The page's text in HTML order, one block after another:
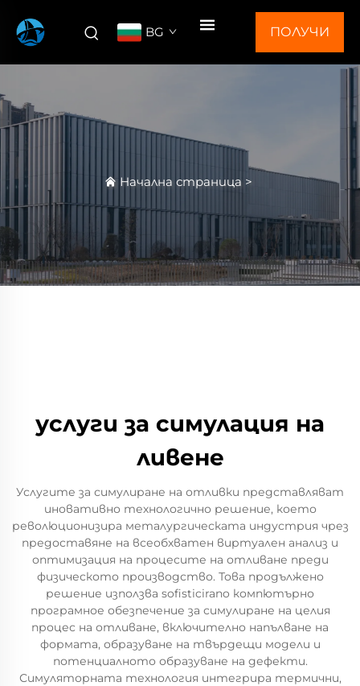
BG ПОЛУЧИ
Начална страница >
услуги за симулация на
ливене
Услугите за симулиране на отливки представляват
иновативно технологично решение, което
революционизира металургическата индустрия чрез
предоставяне на всеобхватен виртуален анализ и
оптимизация на процесите на отливане преди
физическото производство. Това продължено
решение използва sofisticirano компютърно
програмное обезпечение за симулиране на целия
процес на отливане, включително напълване на
формата, образуване на твърдещи модели и
потенциалното образуване на дефекти.
Симуляторната технология интегрира термични,